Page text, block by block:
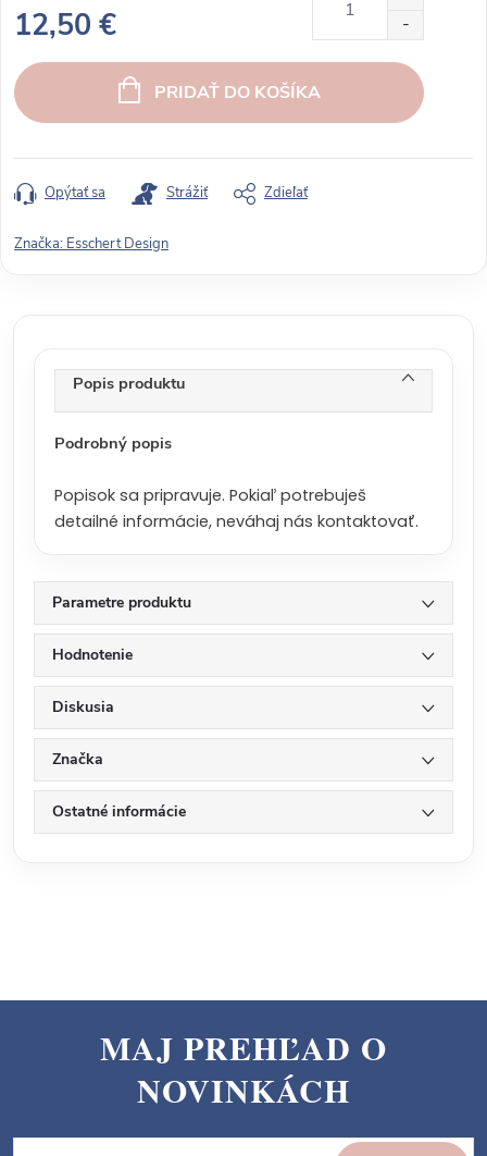
12,50 €
e
d
o
t
o
PRIDAŤ DO KOŠÍKA
Opýtať sa Strážiť Zdieľať
Značka: Esschert Design
Popis produktu
Podrobný popis
Popisok sa pripravuje. Pokiaľ potrebuješ
detailné informácie, neváhaj nás kontaktovať.
Parametre produktu
Hodnotenie
Diskusia
Značka
Ostatné informácie
p
MAJ PREHĽAD O
NOVINKÁCH